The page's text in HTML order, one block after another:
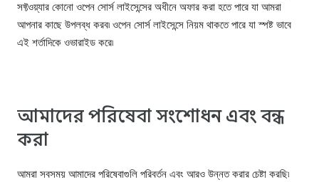
সফ্টওয়্যার কোনো ওপেন সোর্স লাইসেন্সের অধীনে অফার করা হতে পারে যা আমরা
আপনার কাছে উপলব্ধ করব৷ ওপেন সোর্স লাইসেন্সে নিয়ম থাকতে পারে যা স্পষ্ট ভাবে
এই শর্তাদিকে ওভারাইড করে৷
আমাদের পরিষেবা সংশোধন এবং বন্ধ
করা
আমরা সবসময় আমাদের পরিষেবাগুলি পরিবর্তন এবং আরও উন্নত করার চেষ্টা করছি৷